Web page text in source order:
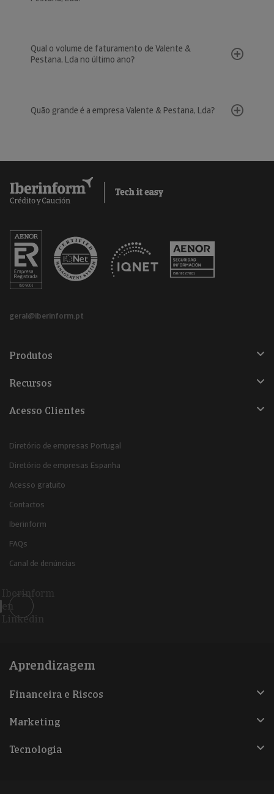
Qual o volume de faturamento de Valente &
Pestana, Lda no último ano?
Quão grande é a empresa Valente & Pestana, Lda?
geral@iberinform.pt
Produtos
Recursos
Acesso Clientes
Diretório de empresas Portugal
Diretório de empresas Espanha
Acesso gratuito
Contactos
Iberinform
FAQs
Canal de denúncias
Iberinform
en
Linkedin
Aprendizagem
Financeira e Riscos
Marketing
Tecnologia